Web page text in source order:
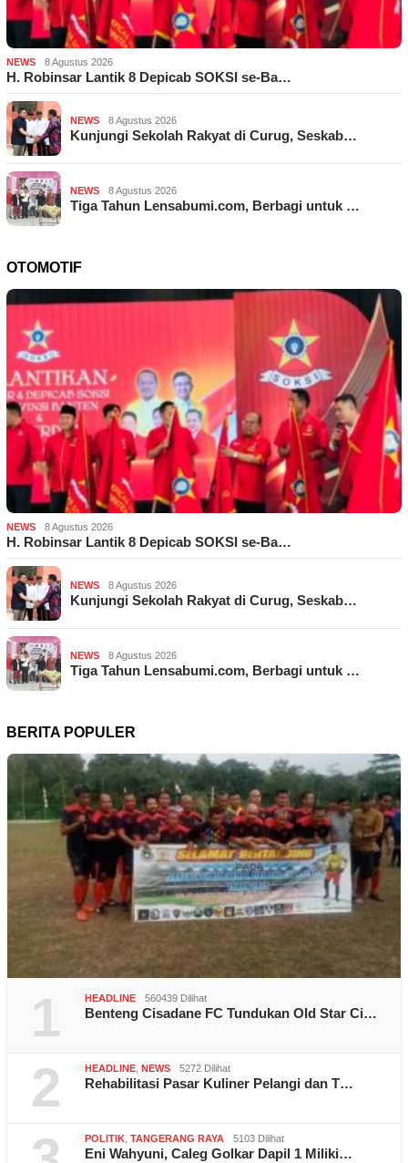
NEWS 8 Agustus 2026
H. Robinsar Lantik 8 Depicab SOKSI se-Ba…
NEWS 8 Agustus 2026
Kunjungi Sekolah Rakyat di Curug, Seskab…
NEWS 8 Agustus 2026
Tiga Tahun Lensabumi.com, Berbagi untuk …
OTOMOTIF
NEWS 8 Agustus 2026
H. Robinsar Lantik 8 Depicab SOKSI se-Ba…
NEWS 8 Agustus 2026
Kunjungi Sekolah Rakyat di Curug, Seskab…
NEWS 8 Agustus 2026
Tiga Tahun Lensabumi.com, Berbagi untuk …
BERITA POPULER
1 HEADLINE 560439 Dilihat
Benteng Cisadane FC Tundukan Old Star Ci…
2 HEADLINE NEWS 5272 Dilihat
Rehabilitasi Pasar Kuliner Pelangi dan T…
POLITIK TANGERANG RAYA 5103 Dilihat
Eni Wahyuni, Caleg Golkar Dapil 1 Miliki…